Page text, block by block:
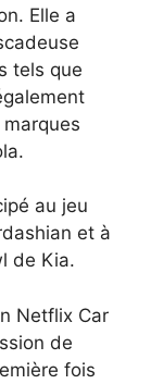
Elle a
tels que
au jeu
et à
de Kia.
Netflix Car
de
fois